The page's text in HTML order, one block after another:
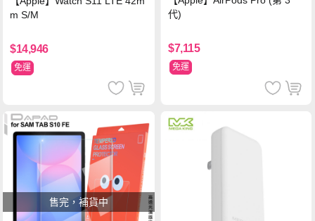
m S/M
$14,946
免運
代)
$7,115
免運
售完，補貨中